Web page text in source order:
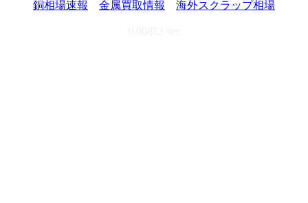
銅相場速報
金属買取情報 海外スクラップ相場